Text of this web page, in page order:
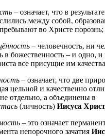
– означает, что в
между собой,
во Христе порознь;
– человечность, ни
в божественность – и одно, и
все присущие им
– означает, что две
цельной и качественно
отдельно, а объединены в
(личность) Иисуса
– это означает
непорочного зачатия